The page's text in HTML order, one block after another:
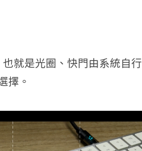
就是光圈、快門由系統自行
擇。